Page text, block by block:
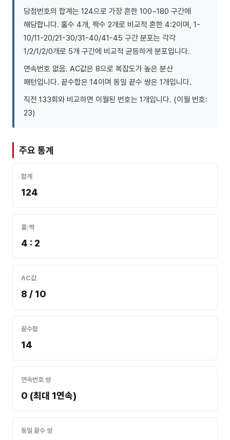
당첨번호의 합계는 124으로 가장 흔한 100~180 구간에
해당합니다. 홀수 4개, 짝수 2개로 비교적 흔한 4:2이며, 1-
10/11-20/21-30/31-40/41-45 구간 분포는 각각
1/2/1/2/0개로 5개 구간에 비교적 균등하게 분포입니다.
연속번호 없음. AC값은 8으로 복잡도가 높은 분산
패턴입니다. 끝수합은 14이며 동일 끝수 쌍은 1개입니다.
직전 133회와 비교하면 이월된 번호는 1개입니다. (이월 번호:
23)
주요 통계
합계
124
홀:짝
4 : 2
AC값
8 / 10
끝수합
14
연속번호 쌍
0 (최대 1연속)
동일 끝수 쌍